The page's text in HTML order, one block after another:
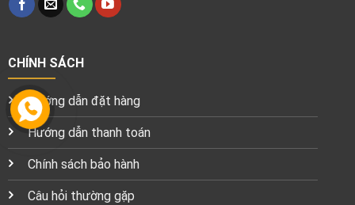
CHÍNH SÁCH
Hướng dẫn đặt hàng
Hướng dẫn thanh toán
Chính sách bảo hành
Câu hỏi thường gặp